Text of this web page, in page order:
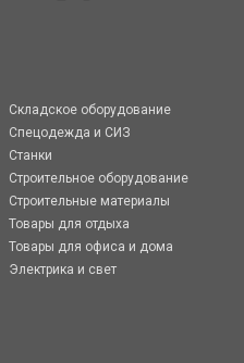
Складское оборудование
Спецодежда и СИЗ
Станки
Строительное оборудование
Строительные материалы
Товары для отдыха
Товары для офиса и дома
Электрика и свет